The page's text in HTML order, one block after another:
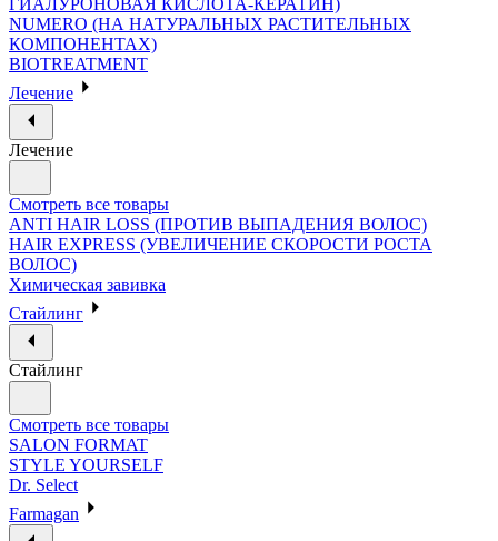
NUMERO (НА НАТУРАЛЬНЫХ РАСТИТЕЛЬНЫХ
КОМПОНЕНТАХ)
BIOTREATMENT
Лечение
Лечение
Смотреть все товары
ANTI HAIR LOSS (ПРОТИВ ВЫПАДЕНИЯ ВОЛОС)
HAIR EXPRESS (УВЕЛИЧЕНИЕ СКОРОСТИ РОСТА
ВОЛОС)
Химическая завивка
Стайлинг
Стайлинг
Смотреть все товары
SALON FORMAT
STYLE YOURSELF
Dr. Select
Farmagan